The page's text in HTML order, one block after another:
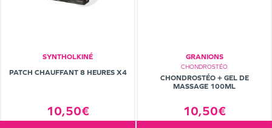
SYNTHOLKINÉ
PATCH CHAUFFANT 8 HEURES X4
10,50€
GRANIONS
CHONDROSTÉO
CHONDROSTÉO + GEL DE
MASSAGE 100ML
10,50€